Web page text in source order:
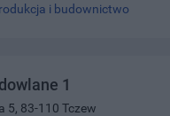
i budownictwo
1
5, 83-110 Tczew